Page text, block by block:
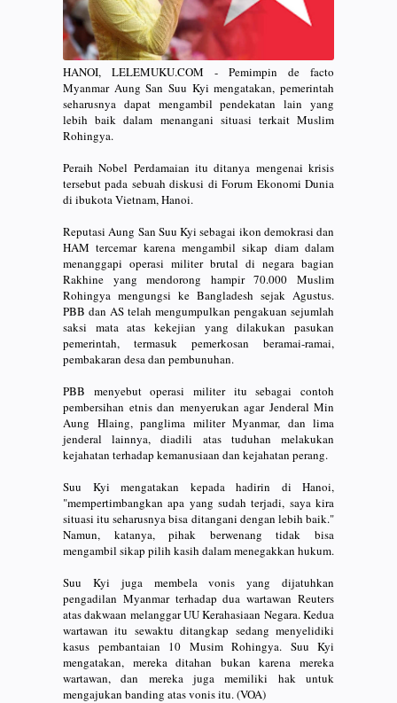
HANOI, LELEMUKU.COM - Pemimpin de facto
Myanmar Aung San Suu Kyi mengatakan, pemerintah
seharusnya dapat mengambil pendekatan lain yang
lebih baik dalam menangani situasi terkait Muslim
Rohingya.
Peraih Nobel Perdamaian itu ditanya mengenai krisis
tersebut pada sebuah diskusi di Forum Ekonomi Dunia
di ibukota Vietnam, Hanoi.
Reputasi Aung San Suu Kyi sebagai ikon demokrasi dan
HAM tercemar karena mengambil sikap diam dalam
menanggapi operasi militer brutal di negara bagian
Rakhine yang mendorong hampir 70.000 Muslim
Rohingya mengungsi ke Bangladesh sejak Agustus.
PBB dan AS telah mengumpulkan pengakuan sejumlah
saksi mata atas kekejian yang dilakukan pasukan
pemerintah, termasuk pemerkosan beramai-ramai,
pembakaran desa dan pembunuhan.
PBB menyebut operasi militer itu sebagai contoh
pembersihan etnis dan menyerukan agar Jenderal Min
Aung Hlaing, panglima militer Myanmar, dan lima
jenderal lainnya, diadili atas tuduhan melakukan
kejahatan terhadap kemanusiaan dan kejahatan perang.
Suu Kyi mengatakan kepada hadirin di Hanoi,
"mempertimbangkan apa yang sudah terjadi, saya kira
situasi itu seharusnya bisa ditangani dengan lebih baik."
Namun, katanya, pihak berwenang tidak bisa
mengambil sikap pilih kasih dalam menegakkan hukum.
Suu Kyi juga membela vonis yang dijatuhkan
pengadilan Myanmar terhadap dua wartawan Reuters
atas dakwaan melanggar UU Kerahasiaan Negara. Kedua
wartawan itu sewaktu ditangkap sedang menyelidiki
kasus pembantaian 10 Musim Rohingya. Suu Kyi
mengatakan, mereka ditahan bukan karena mereka
wartawan, dan mereka juga memiliki hak untuk
mengajukan banding atas vonis itu. (VOA)